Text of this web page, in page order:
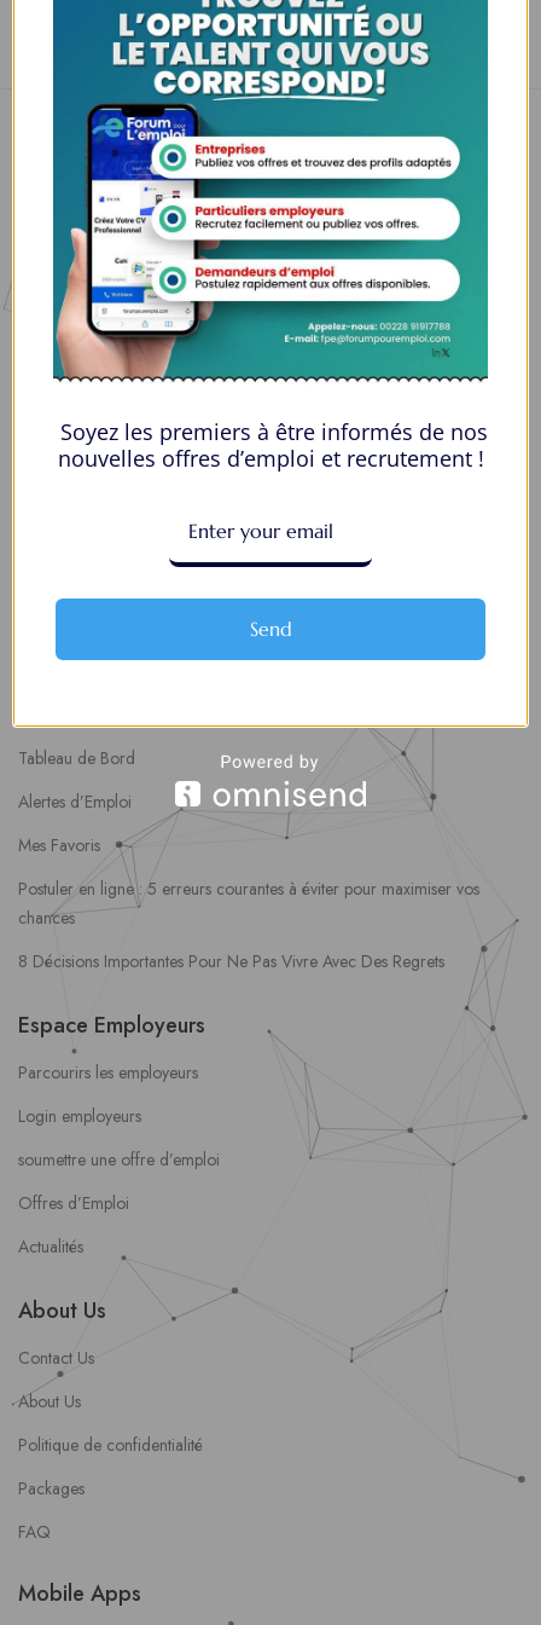
Nous contacter
00228 91917788
la solution idéale pour tous ceux qui cherchent à se connecter au
opportunité professionnelle ou que vous souhaitiez recruter les meilleurs
Espaces Candidats
Tableau de Bord
Alertes d’Emploi
Mes Favoris
Postuler en ligne : 5 erreurs courantes à éviter pour maximiser vos
chances
8 Décisions Importantes Pour Ne Pas Vivre Avec Des Regrets
Espace Employeurs
Parcourirs les employeurs
Login employeurs
soumettre une offre d’emploi
Offres d’Emploi
Actualités
About Us
Contact Us
About Us
Politique de confidentialité
Packages
FAQ
Mobile Apps
Soyez les premiers à être informés de nos
nouvelles offres d’emploi et recrutement !
Send